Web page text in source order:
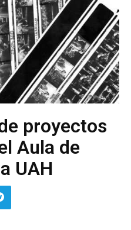
proyectos
Aula de
UAH